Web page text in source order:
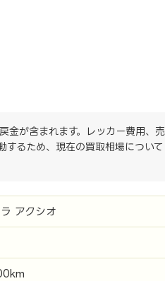
金が含まれます。レッカー費用、売
するため、現在の買取相場について
アクシオ